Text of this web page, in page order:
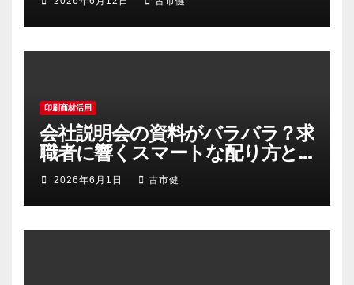
印刷商材活用
会社説明会の資料がバラバラ？求
職者に響くスマートな配り方と
まとめ方のコツ
2026年6月1日 古市健